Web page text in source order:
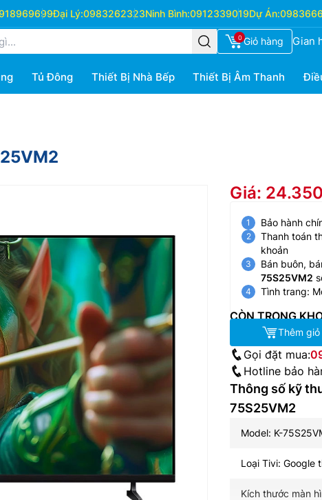
Đại Lý:0983262323Ninh Bình:0912339019Dự Án:
0 Giỏ hàng Gian
Tủ Đông Thiết Bị Nhà Bếp Thiết Bị Âm Thanh
Giá:
Bảo hành
Thanh toán
khoản
Bán buôn,
75S25VM2
Tình trang:
CÒN TRONG
Thêm giỏ
Gọi đặt mua:
Hotline bảo
Thông số kỹ
75S25VM2
Model: K-
Loại Tivi: Google
Kích thước màn